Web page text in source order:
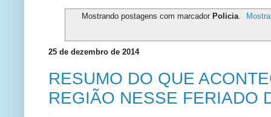
Mostrando postagens com marcador Policia.
25 de dezembro de 2014
RESUMO DO QUE
REGIÃO NESSE FERIADO